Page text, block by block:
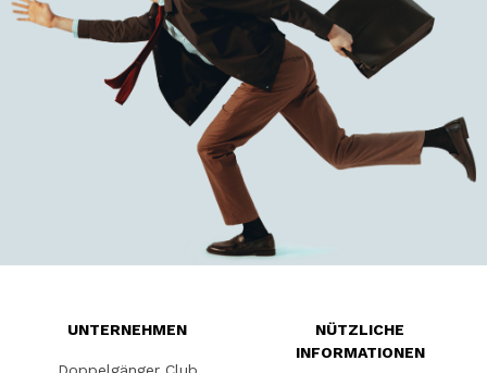
UNTERNEHMEN
Doppelgänger Club
NÜTZLICHE
INFORMATIONEN